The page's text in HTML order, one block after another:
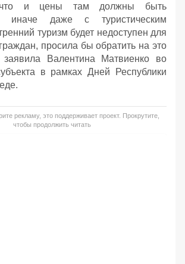
что и цены там должны быть
иначе даже с туристическим
туризм будет недоступен для
просила бы обратить на это
Валентина Матвиенко во
в рамках Дней Республики
рекламу, это поддерживает проект. Прокрутите,
чтобы продолжить читать